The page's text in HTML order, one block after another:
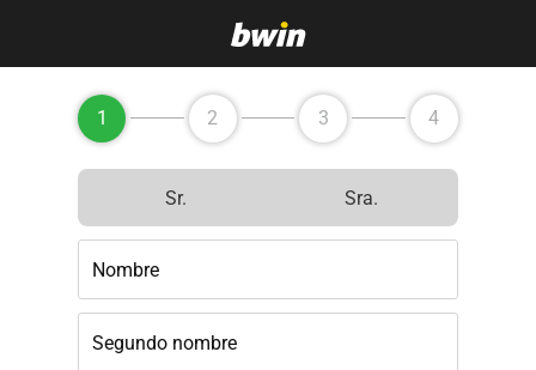
1 2 3 4
Sr. Sra.
Nombre
Segundo nombre